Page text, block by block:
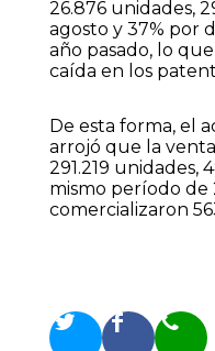
26.876 unidades,
agosto y 37% por
año pasado, lo
caída en los
De esta forma, el
arrojó que la
291.219 unidades,
mismo período de
comercializaron